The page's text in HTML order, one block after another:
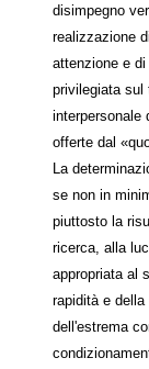
disimpegno
realizzazione
attenzione e
privilegiata sul
interpersonale
offerte dal
La
se non in
piuttosto la
ricerca, alla
appropriata al
rapidità e
dell'estrema